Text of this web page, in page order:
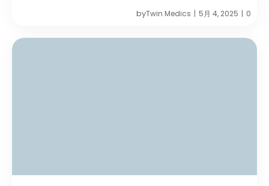
byTwin Medics | 5月 4, 2025 | 0